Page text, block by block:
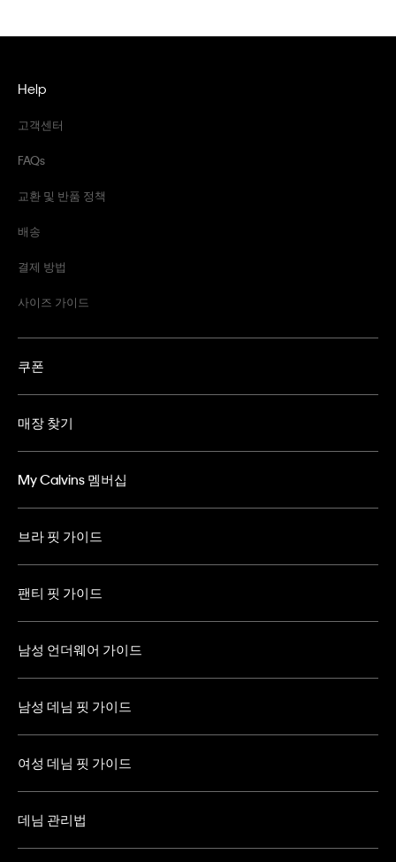
Help
고객센터
FAQs
교환 및 반품 정책
배송
결제 방법
사이즈 가이드
쿠폰
매장 찾기
My Calvins 멤버십
브라 핏 가이드
팬티 핏 가이드
남성 언더웨어 가이드
남성 데님 핏 가이드
여성 데님 핏 가이드
데님 관리법